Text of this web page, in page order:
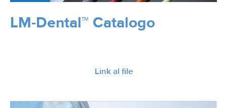
LM-Dental™ Catalogo
Link al file